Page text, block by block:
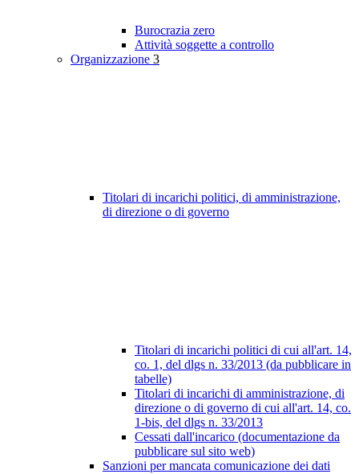
Burocrazia zero
Attività soggette a controllo
Organizzazione 3
Titolari di incarichi politici, di amministrazione,
di direzione o di governo
Titolari di incarichi politici di cui all'art. 14,
co. 1, del dlgs n. 33/2013 (da pubblicare in
tabelle)
Titolari di incarichi di amministrazione, di
direzione o di governo di cui all'art. 14, co.
1-bis, del dlgs n. 33/2013
Cessati dall'incarico (documentazione da
pubblicare sul sito web)
Sanzioni per mancata comunicazione dei dati